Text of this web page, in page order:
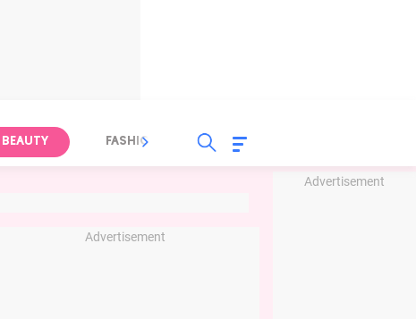
Advertisement
BEAUTY FASHION FOOD
Advertisement